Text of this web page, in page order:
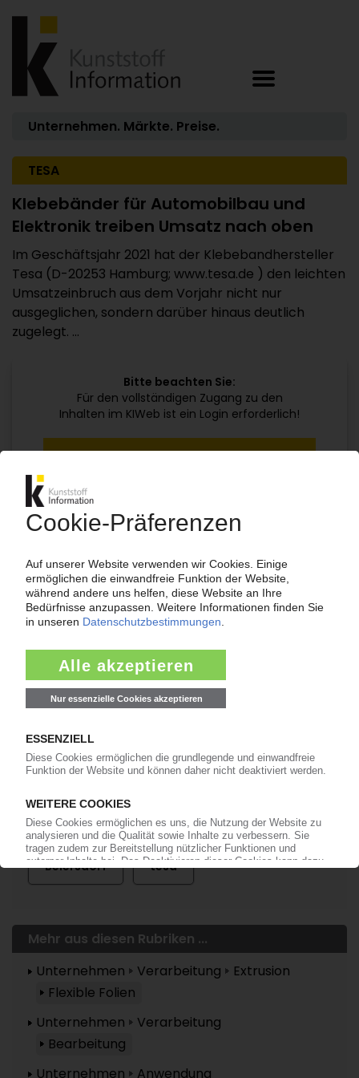
Unternehmen. Märkte. Preise.
TESA
Klebebänder für Automobilbau und
Elektronik treiben Umsatz nach oben
Im Geschäftsjahr 2021 hat der Klebebandhersteller
Tesa (D-20253 Hamburg; www.tesa.de ) den leichten
Umsatzeinbruch aus dem Vorjahr nicht nur
ausgeglichen, sondern darüber hinaus deutlich
zugelegt. ...
Bitte beachten Sie:
Für den vollständigen Zugang zu den
Inhalten im KIWeb ist ein Login erforderlich!
Ihr KI Zugang
ab 99€/Monat
Bereits KI-Abonnent? Jetzt
anmelden!
Mehr zu ...
Beiersdorf tesa
Mehr aus diesen Rubriken ...
Unternehmen
Verarbeitung
Extrusion
Flexible Folien
Unternehmen
Verarbeitung
Bearbeitung
Unternehmen
Anwendung